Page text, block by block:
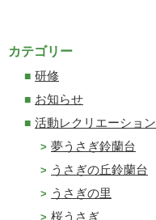
カテゴリー
研修
お知らせ
活動レクリエーション
夢うさぎ鈴蘭台
うさぎの丘鈴蘭台
うさぎの里
桜うさぎ